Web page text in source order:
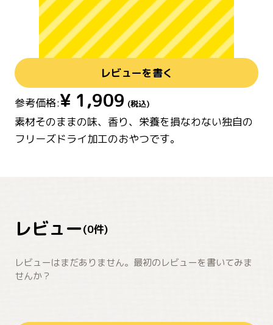
レビューを書く
参考価格:¥ 1,909 (税込)
素材そのままの味、香り、栄養を損なわない独自の
フリーズドライ加工のおやつです。
レビュー(0件)
レビューはまだありません。最初のレビューを書いてみま
せんか？